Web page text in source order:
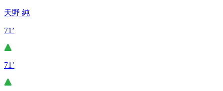
天野 純
71’
71’